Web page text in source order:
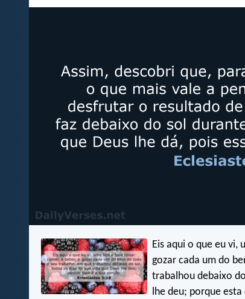
Eis aqui o que eu vi,
gozar cada um do
trabalhou debaixo
lhe deu; porque esta